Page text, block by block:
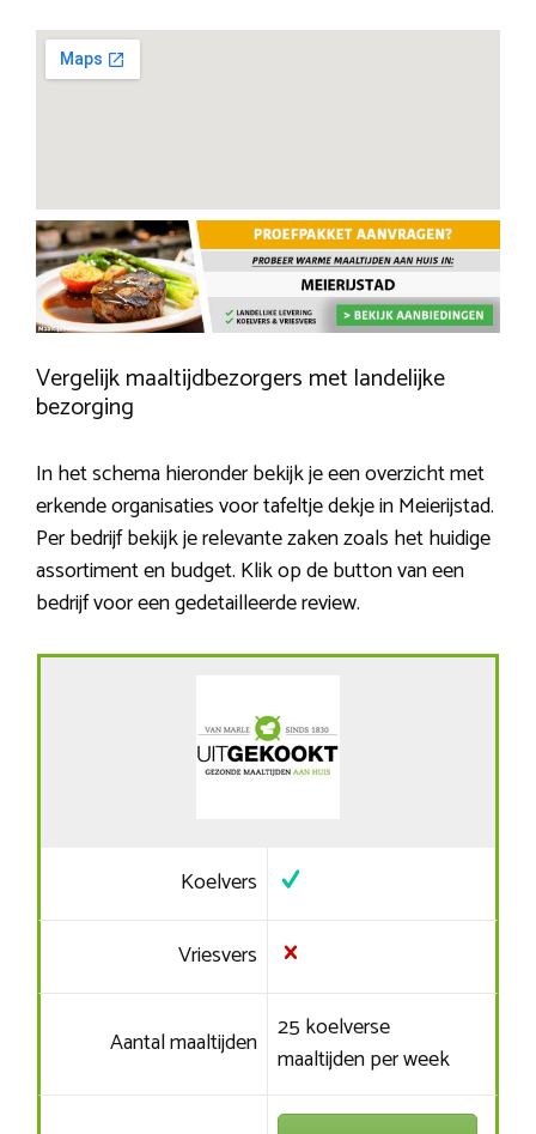
Vergelijk maaltijdbezorgers met landelijke
bezorging
In het schema hieronder bekijk je een overzicht met
erkende organisaties voor tafeltje dekje in Meierijstad.
Per bedrijf bekijk je relevante zaken zoals het huidige
assortiment en budget. Klik op de button van een
bedrijf voor een gedetailleerde review.
Koelvers
Vriesvers
Aantal maaltijden 25 koelverse
maaltijden per week